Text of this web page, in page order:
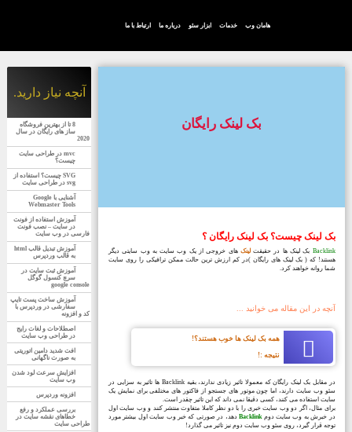
هامان وب خدمات ابزار سئو درباره ما ارتباط با ما
بک لینک رایگان
بک لینک چیست؟ بک لینک رایگان ؟
Backlink بک لینک ها در حقیقتلینک های خروجی از یک وب سایت به وب سایتی دیگر
هستند! که ( بک لینک های رایگان )در کم ارزش ترین حالت ممکن ترافیکی را روی سایت
شما روانه خواهند کرد.
آنچه در این مقاله می خوانید ...
همه بک لینک ها خوب هستند؟!
نتیجه :!
در مقابل بک لینک رایگان که معمولا تاثیر زیادی ندارند، بقیه Backlink ها تاثیر به سزایی در
سئو وب سایت دارند، اما چون موتور های جستجو از فاکتور های مختلفی برای نمایش یک
سایت استفاده می کنند، کسی دقیقا نمی داند که این تاثیر چقدر است.
برای مثال، اگر دو وب سایت خبری را با دو نظر کاملا متفاوت منتشر کنند و وب سایت اول
در خبرش به وب سایت دوم
دهد، در صورتی که خبر وب سایت اول بیشتر مورد
توجه قرار گیرد، روی سئو وب سایت دوم نیز تاثیر می گذارد!
آنچه نیاز دارید.
8 تا از بهترین فروشگاه
ساز های رایگان در سال
2020
mvc در طراحی سایت
چیست؟
SVG چیست؟ استفاده از
svg در طراحی سایت
آشنایی با Google
Webmaster Tools
آموزش استفاده از فونت
در سایت – نصب فونت
فارسی در وب سایت
آموزش تبدیل قالب html
به قالب وردپرس
آموزش ثبت سایت در
سرچ کنسول گوگل
google console
آموزش ساخت پست تایپ
سفارشی در وردپرس با
کد و افزونه
اصطلاحات و لغات رایج
در طراحی وب سایت
افت شدید دامین اتوریتی
به صورت ناگهانی
افزایش سرعت لود شدن
وب سایت
افزونه وردپرس
بررسی عملکرد و رفع
خطاهای نقشه سایت در
طراحی سایت